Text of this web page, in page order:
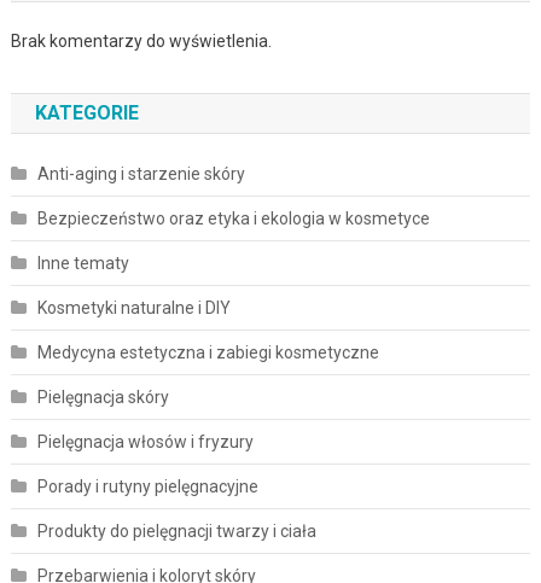
Brak komentarzy do wyświetlenia.
KATEGORIE
Anti-aging i starzenie skóry
Bezpieczeństwo oraz etyka i ekologia w kosmetyce
Inne tematy
Kosmetyki naturalne i DIY
Medycyna estetyczna i zabiegi kosmetyczne
Pielęgnacja skóry
Pielęgnacja włosów i fryzury
Porady i rutyny pielęgnacyjne
Produkty do pielęgnacji twarzy i ciała
Przebarwienia i koloryt skóry